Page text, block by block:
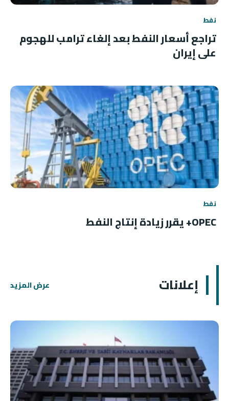
نفط
تراجع أسعار النفط بعد إلغاء ترامب للهجوم
على إيران
نفط
OPEC+ يقرر زيادة إنتاج النفط
إعلانات عرض المزيد